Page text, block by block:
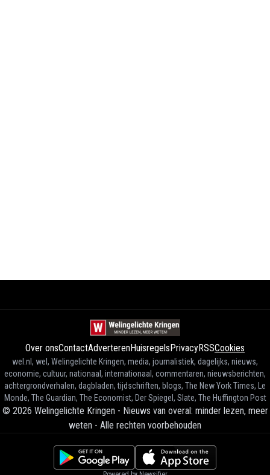
Over onsContactAdverterenHuisregelsPrivacyRSSCookies
wel.nl, wel, Welingelichte Kringen, media, journalistiek, dagelijks, nieuws,
economie, cultuur, nationaal, internationaal, commentaren, nieuwsberichten,
achtergrondverhalen, dagbladen, tijdschriften, blogs, The New York Times, Le
Monde, The Guardian, The Economist, Der Spiegel, Slate, The Huffington Post
© 2026 Welingelichte Kringen - Nieuws van overal: minder lezen, meer
weten - Alle rechten voorbehouden